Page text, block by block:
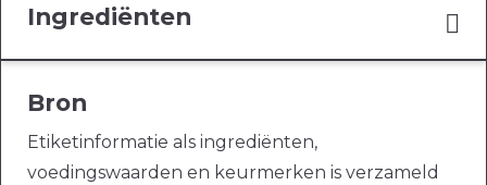
Ingrediënten
Bron
Etiketinformatie als ingrediënten,
voedingswaarden en keurmerken is verzameld